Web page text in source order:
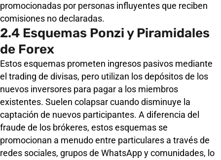
promocionadas por personas influyentes que reciben
comisiones no declaradas.
2.4 Esquemas Ponzi y Piramidales
de Forex
Estos esquemas prometen ingresos pasivos mediante
el trading de divisas, pero utilizan los depósitos de los
nuevos inversores para pagar a los miembros
existentes. Suelen colapsar cuando disminuye la
captación de nuevos participantes. A diferencia del
fraude de los brókeres, estos esquemas se
promocionan a menudo entre particulares a través de
redes sociales, grupos de WhatsApp y comunidades, lo